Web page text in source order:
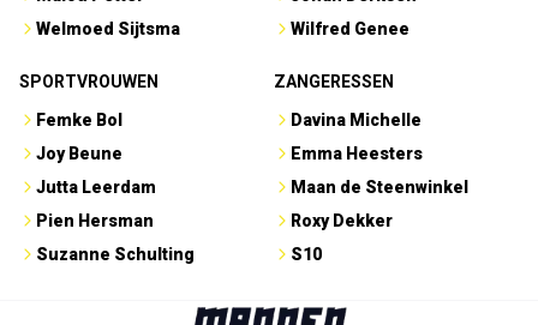
Welmoed Sijtsma
Wilfred Genee
SPORTVROUWEN
Femke Bol
Joy Beune
Jutta Leerdam
Pien Hersman
Suzanne Schulting
ZANGERESSEN
Davina Michelle
Emma Heesters
Maan de Steenwinkel
Roxy Dekker
S10